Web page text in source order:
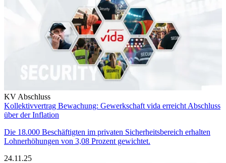
KV Abschluss
Kollektivvertrag Bewachung: Gewerkschaft vida erreicht Abschluss
über der Inflation
Die 18.000 Beschäftigten im privaten Sicherheitsbereich erhalten
Lohnerhöhungen von 3,08 Prozent gewichtet.
24.11.25